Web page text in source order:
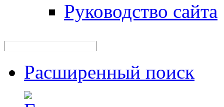
Руководство сайта
Расширенный поиск